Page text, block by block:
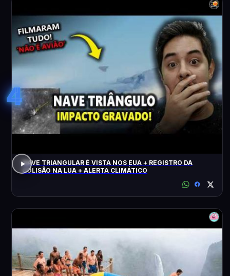
4
NAVE TRIANGULAR É VISTA NOS EUA + REGISTRO DA
COLISÃO NA LUA + ALERTA CLIMÁTICO